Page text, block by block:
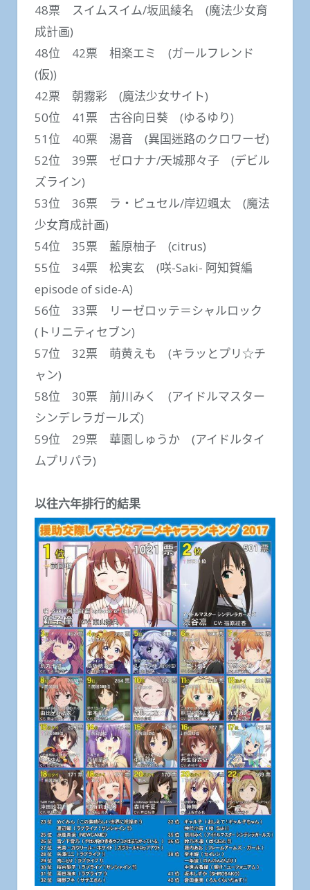
48票 スイムスイム/坂凪綾名 (魔法少女育
成計画)
48位 42票 相楽エミ (ガールフレンド
(仮))
42票 朝霧彩 (魔法少女サイト)
50位 41票 古谷向日葵 (ゆるゆり)
51位 40票 湯音 (異国迷路のクロワーゼ)
52位 39票 ゼロナナ/天城那々子 (デビル
ズライン)
53位 36票 ラ・ピュセル/岸辺颯太 (魔法
少女育成計画)
54位 35票 藍原柚子 (citrus)
55位 34票 松実玄 (咲-Saki- 阿知賀編
episode of side-A)
56位 33票 リーゼロッテ＝シャルロック
(トリニティセブン)
57位 32票 萌黄えも (キラッとプリ☆チ
ャン)
58位 30票 前川みく (アイドルマスター
シンデレラガールズ)
59位 29票 華園しゅうか (アイドルタイ
ムプリパラ)
以往六年排行的結果